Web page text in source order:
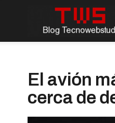
El avión
cerca de